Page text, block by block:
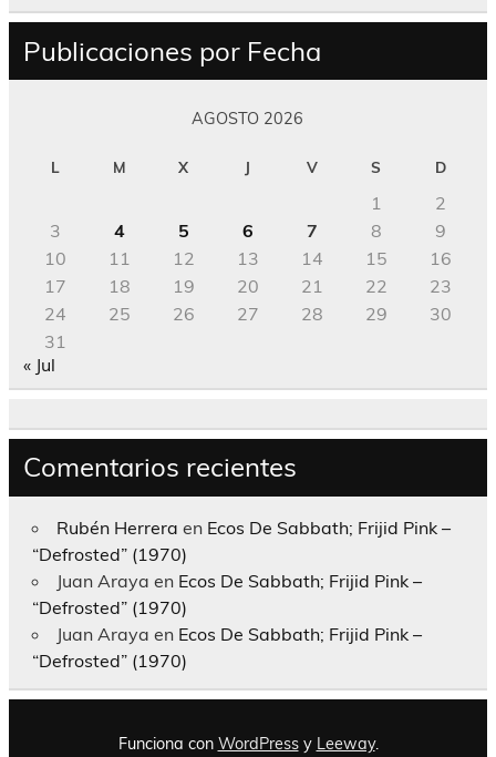
Publicaciones por Fecha
AGOSTO 2026
L M X J V S D
1
2
3
4 5 6 7 8
9
10
11 12 13 14 15
16
17
18 19 20 21 22
23
24
25 26 27 28 29
30
31
« Jul
Comentarios recientes
Rubén Herrera en Ecos De Sabbath; Frijid Pink –
“Defrosted” (1970)
Juan Araya en Ecos De Sabbath; Frijid Pink –
“Defrosted” (1970)
Juan Araya en Ecos De Sabbath; Frijid Pink –
“Defrosted” (1970)
Funciona con WordPressy Leeway.